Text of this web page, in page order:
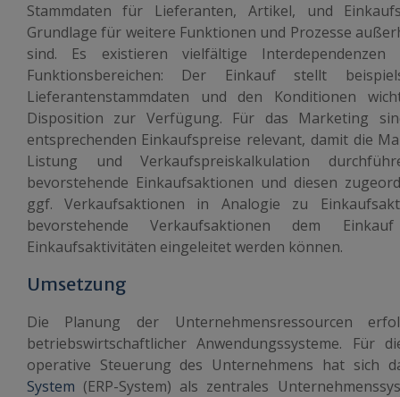
Stammdaten für Lieferanten, Artikel, und
Grundlage für weitere Funktionen und Prozesse
sind. Es existieren vielfältige
Funktionsbereichen: Der Einkauf stellt
Lieferantenstammdaten und den Konditionen
Disposition zur Verfügung. Für das Marketing
entsprechenden Einkaufspreise relevant, damit die
Listung und Verkaufspreiskalkulation
bevorstehende Einkaufsaktionen und diesen
ggf. Verkaufsaktionen in Analogie zu
bevorstehende Verkaufsaktionen dem
Einkaufsaktivitäten eingeleitet werden können.
Umsetzung
Die Planung der Unternehmensressourcen
betriebswirtschaftlicher Anwendungssysteme. Für
operative Steuerung des Unternehmens hat sich
System (ERP-System) als zentrales